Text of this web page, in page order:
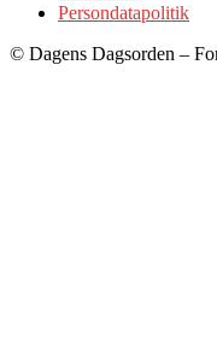
Persondatapolitik
© Dagens Dagsorden –